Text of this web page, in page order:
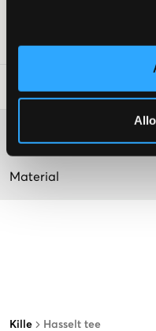
Kille Hasselt tee
Tvättråd
Material